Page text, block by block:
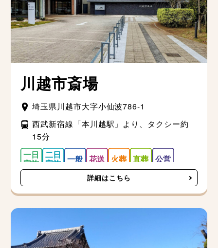
川越市斎場
埼玉県川越市大字小仙波786-1
西武新宿線「本川越駅」より、タクシー約
15分
詳細はこちら